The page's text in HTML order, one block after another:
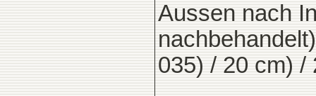
Aussen nach
035) / 20 cm) /